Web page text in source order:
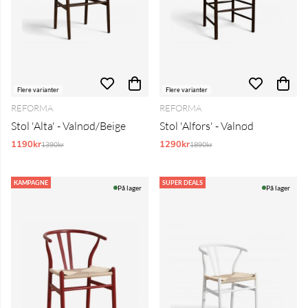
Flere varianter
REFORMA
Stol 'Alta' - Valnød/Beige
1190krNormalpris:
1390kr
Flere varianter
REFORMA
Stol 'Alfors' - Valnød
1290krNormalpris:
1890kr
KAMPAGNE
På lager
SUPER DEALS
På lager